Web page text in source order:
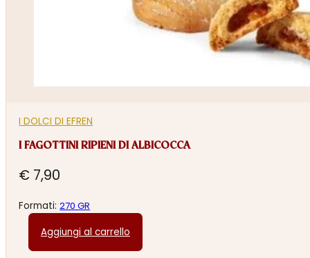
I DOLCI DI EFREN
I FAGOTTINI RIPIENI DI ALBICOCCA
€ 7,90
Formati:270 GR
Aggiungi al carrello